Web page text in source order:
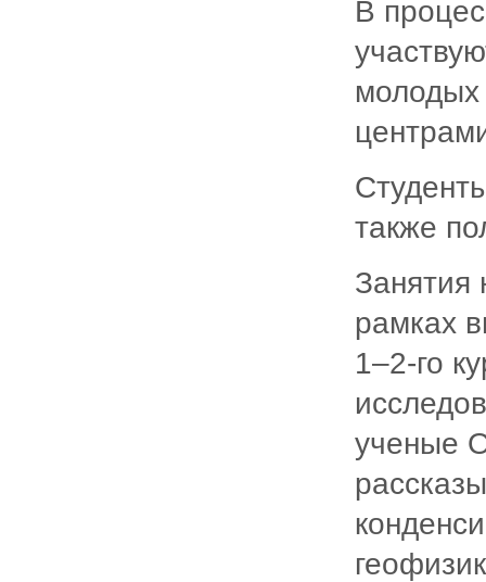
В
также
Занятия
рамках
1–2-го
ученые